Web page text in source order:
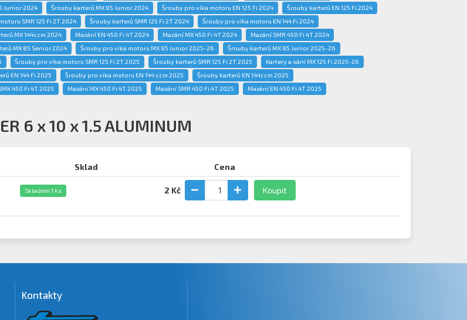
Junior 2024 Šrouby karterů MX 85 Junior 2024 Šrouby pro víka motoru EN 125 Fi 2024
Šrouby karterů EN 125 Fi 2024
SMR 125 Fi 2T 2024 Šrouby karterů SMR 125 Fi 2T 2024
Šrouby pro víka motoru EN 144 Fi 2024
MX 144ccm 2024 Mazání EN 450 Fi 4T 2024 Mazání MX 450 Fi 4T 2024
Mazání SMR 450 Fi 4T 2024
MX 85 Senior 2024 Šrouby pro víka motoru MX 85 Junior 2025-26
Šrouby karterů MX 85 Junior 2025-26
Šrouby pro víka motoru SMR 125 Fi 2T 2025 Šrouby karterů SMR 125 Fi 2T 2025
Kartery a sání MX 125 Fi 2025-26
EN 144 Fi 2025 Šrouby pro víka motoru EN 144 ccm 2025
Šrouby karterů EN 144ccm 2025
450 Fi 4T 2025 Mazání MX 450 Fi 4T 2025 Mazání SMR 450 Fi 4T 2025
Mazání EN 450 Fi 4T 2025
6 x 10 x 1.5 ALUMINUM
Sklad Cena
Skladem 1 ks 2 Kč Koupit
Kontakty